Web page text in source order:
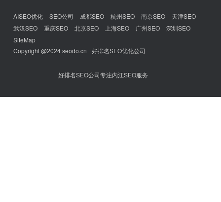
AISEO优化 SEO公司 成都SEO 杭州SEO 南京SEO
天津SEO
武汉SEO
重庆SEO 北京SEO 上海SEO 广州SEO
深圳SEO
SiteMap
Copyright @2024 seodo.cn
好排名SEO优化公司
好排名SEO公司专注内江SEO服务